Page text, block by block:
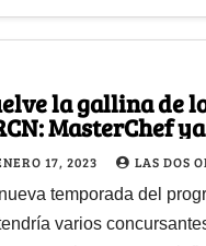
la gallina de
MasterChef
concursantes
17, 2023 LAS DOS
temporada del
varios